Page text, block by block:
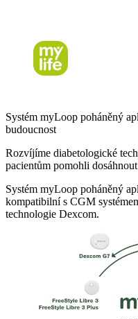
Systém myLoop poháněný
budoucnost
Rozvíjíme diabetologické
pacientům pomohli
Systém myLoop poháněný
kompatibilní s CGM
technologie Dexcom.